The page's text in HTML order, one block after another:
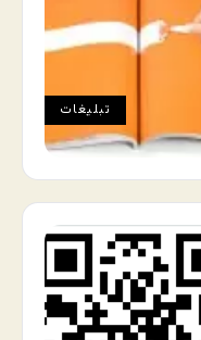
تبلیغات